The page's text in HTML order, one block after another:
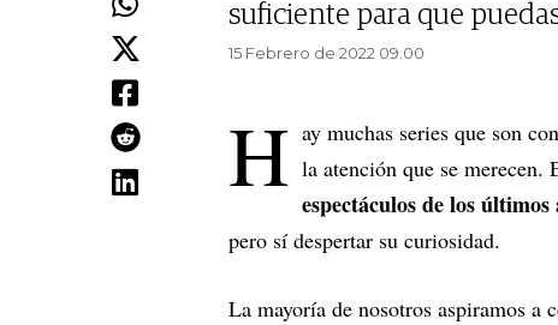
suficiente para que
15 Febrero de 2022 09.00
H ay muchas series que son
la atención que se merecen.
espectáculos de los últimos
pero sí despertar su curiosidad.
La mayoría de nosotros aspiramos a